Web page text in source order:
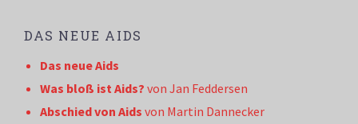
DAS NEUE AIDS
Das neue Aids
Was bloß ist Aids? von Jan Feddersen
Abschied von Aids von Martin Dannecker